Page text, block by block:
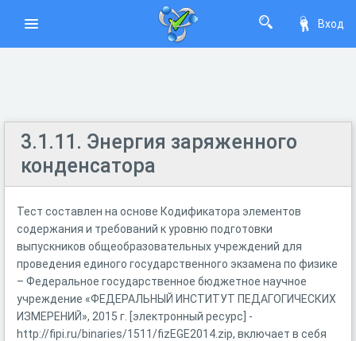
Вход
3.1.11. Энергия заряженного
конденсатора
Тест составлен на основе Кодификатора элементов
содержания и требований к уровню подготовки
выпускников общеобразовательных учреждений для
проведения единого государственного экзамена по физике
– Федеральное государственное бюджетное научное
учреждение «ФЕДЕРАЛЬНЫЙ ИНСТИТУТ ПЕДАГОГИЧЕСКИХ
ИЗМЕРЕНИЙ», 2015 г. [электронный ресурс] -
http://fipi.ru/binaries/1511/fizEGE2014.zip, включает в себя